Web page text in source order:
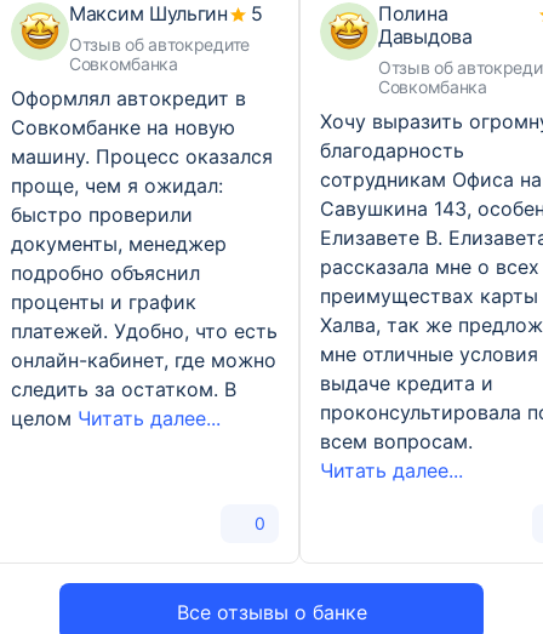
Все отзывы о банке
Максим Шульгин
Отзыв об автокредите
Совкомбанка
5
Оформлял автокредит в
Совкомбанке на новую
машину. Процесс оказался
проще, чем я ожидал:
быстро проверили
документы, менеджер
подробно объяснил
проценты и график
платежей. Удобно, что есть
онлайн-кабинет, где можно
следить за остатком. В
целом Читать далее...
0
Полина
Давыдова
Отзыв об
Совкомбанка
Хочу выразить
благодарность
сотрудникам Офиса на
Савушкина 143,
Елизавете В.
рассказала мне о всех
преимуществах карты
Халва, так же
мне отличные условия
выдаче кредита и
проконсультировала
всем вопросам.
Читать далее...